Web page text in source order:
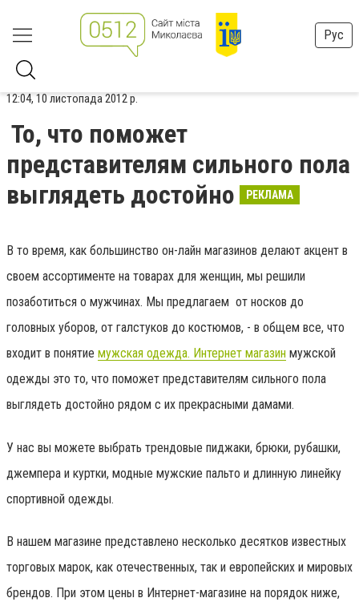
Рус
12:04, 10 листопада 2012 р.
То, что поможет
представителям сильного пола
выглядеть достойно
РЕКЛАМА
В то время, как большинство он-лайн магазинов делают акцент в
своем ассортименте на товарах для женщин, мы решили
позаботиться о мужчинах. Мы предлагаем от носков до
головных уборов, от галстуков до костюмов, - в общем все, что
входит в понятие мужская одежда. Интернет магазин мужской
одежды это то, что поможет представителям сильного пола
выглядеть достойно рядом с их прекрасными дамами.
У нас вы можете выбрать трендовые пиджаки, брюки, рубашки,
джемпера и куртки, модные мужские пальто и длинную линейку
спортивной одежды.
В нашем магазине представлено несколько десятков известных
торговых марок, как отечественных, так и европейских и мировых
брендов. При этом цены в Интернет-магазине на порядок ниже,